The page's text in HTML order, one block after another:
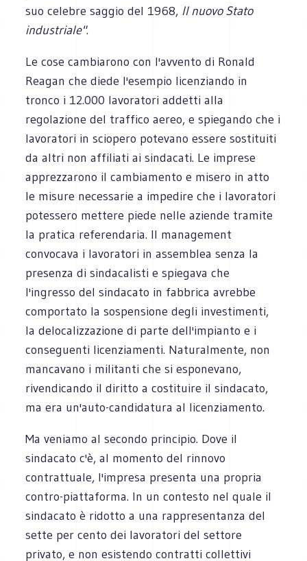
suo celebre saggio del 1968, Il nuovo Stato
industriale".
Le cose cambiarono con l'avvento di Ronald
Reagan che diede l'esempio licenziando in
tronco i 12.000 lavoratori addetti alla
regolazione del traffico aereo, e spiegando che i
lavoratori in sciopero potevano essere sostituiti
da altri non affiliati ai sindacati. Le imprese
apprezzarono il cambiamento e misero in atto
le misure necessarie a impedire che i lavoratori
potessero mettere piede nelle aziende tramite
la pratica referendaria. Il management
convocava i lavoratori in assemblea senza la
presenza di sindacalisti e spiegava che
l'ingresso del sindacato in fabbrica avrebbe
comportato la sospensione degli investimenti,
la delocalizzazione di parte dell'impianto e i
conseguenti licenziamenti. Naturalmente, non
mancavano i militanti che si esponevano,
rivendicando il diritto a costituire il sindacato,
ma era un'auto-candidatura al licenziamento.
Ma veniamo al secondo principio. Dove il
sindacato c'è, al momento del rinnovo
contrattuale, l'impresa presenta una propria
contro-piattaforma. In un contesto nel quale il
sindacato è ridotto a una rappresentanza del
sette per cento dei lavoratori del settore
privato, e non esistendo contratti collettivi